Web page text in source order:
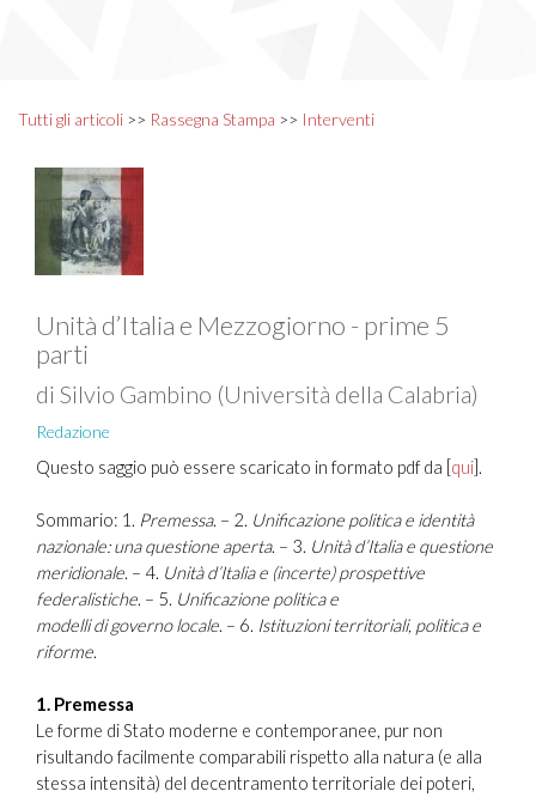
Tutti gli articoli >> Rassegna Stampa >> Interventi
Unità d’Italia e Mezzogiorno - prime 5
parti
di Silvio Gambino (Università della Calabria)
Redazione
Questo saggio può essere scaricato in formato pdf da [qui].
Sommario: 1. Premessa. – 2. Unificazione politica e identità
nazionale: una questione aperta. – 3. Unità d’Italia e questione
meridionale. – 4. Unità d’Italia e (incerte) prospettive
federalistiche. – 5. Unificazione politica e
modelli di governo locale. – 6. Istituzioni territoriali, politica e
riforme.
1. Premessa
Le forme di Stato moderne e contemporanee, pur non
risultando facilmente comparabili rispetto alla natura (e alla
stessa intensità) del decentramento territoriale dei poteri,